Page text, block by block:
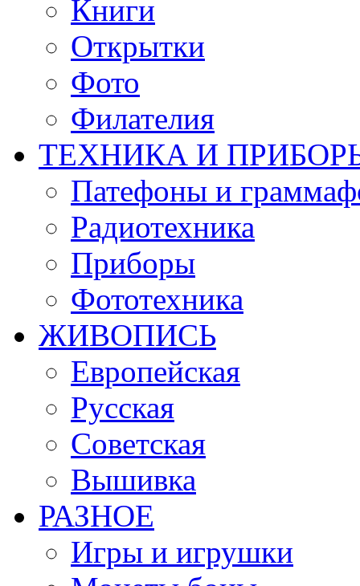
Книги
Открытки
Фото
Филателия
ТЕХНИКА И
Патефоны и
Радиотехника
Приборы
Фототехника
ЖИВОПИСЬ
Европейская
Русская
Советская
Вышивка
РАЗНОЕ
Игры и игрушки